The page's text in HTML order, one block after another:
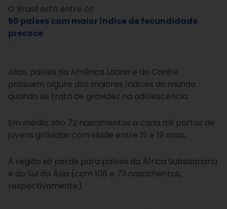
O Brasil está entre os
50 países com maior índice de fecundidade
precoce
.
Aliás, países da América Latina e do Caribe
possuem alguns dos maiores índices do mundo
quando se trata de gravidez na adolescência.
Em média, são 72 nascimentos a cada mil partos de
jovens grávidas com idade entre 15 e 19 anos.
A região só perde para países da África Subsaariana
e do Sul da Ásia (com 108 e 73 nascimentos,
respectivamente).